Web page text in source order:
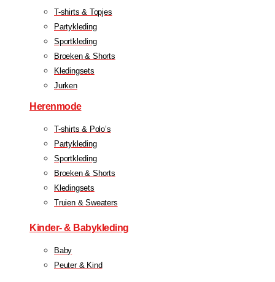
T-shirts & Topjes
Partykleding
Sportkleding
Broeken & Shorts
Kledingsets
Jurken
Herenmode
T-shirts & Polo’s
Partykleding
Sportkleding
Broeken & Shorts
Kledingsets
Truien & Sweaters
Kinder- & Babykleding
Baby
Peuter & Kind